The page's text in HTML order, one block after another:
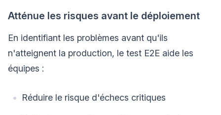
Atténue les risques avant le déploiement
En identifiant les problèmes avant qu'ils
n'atteignent la production, le test E2E aide les
équipes :
Réduire le risque d'échecs critiques